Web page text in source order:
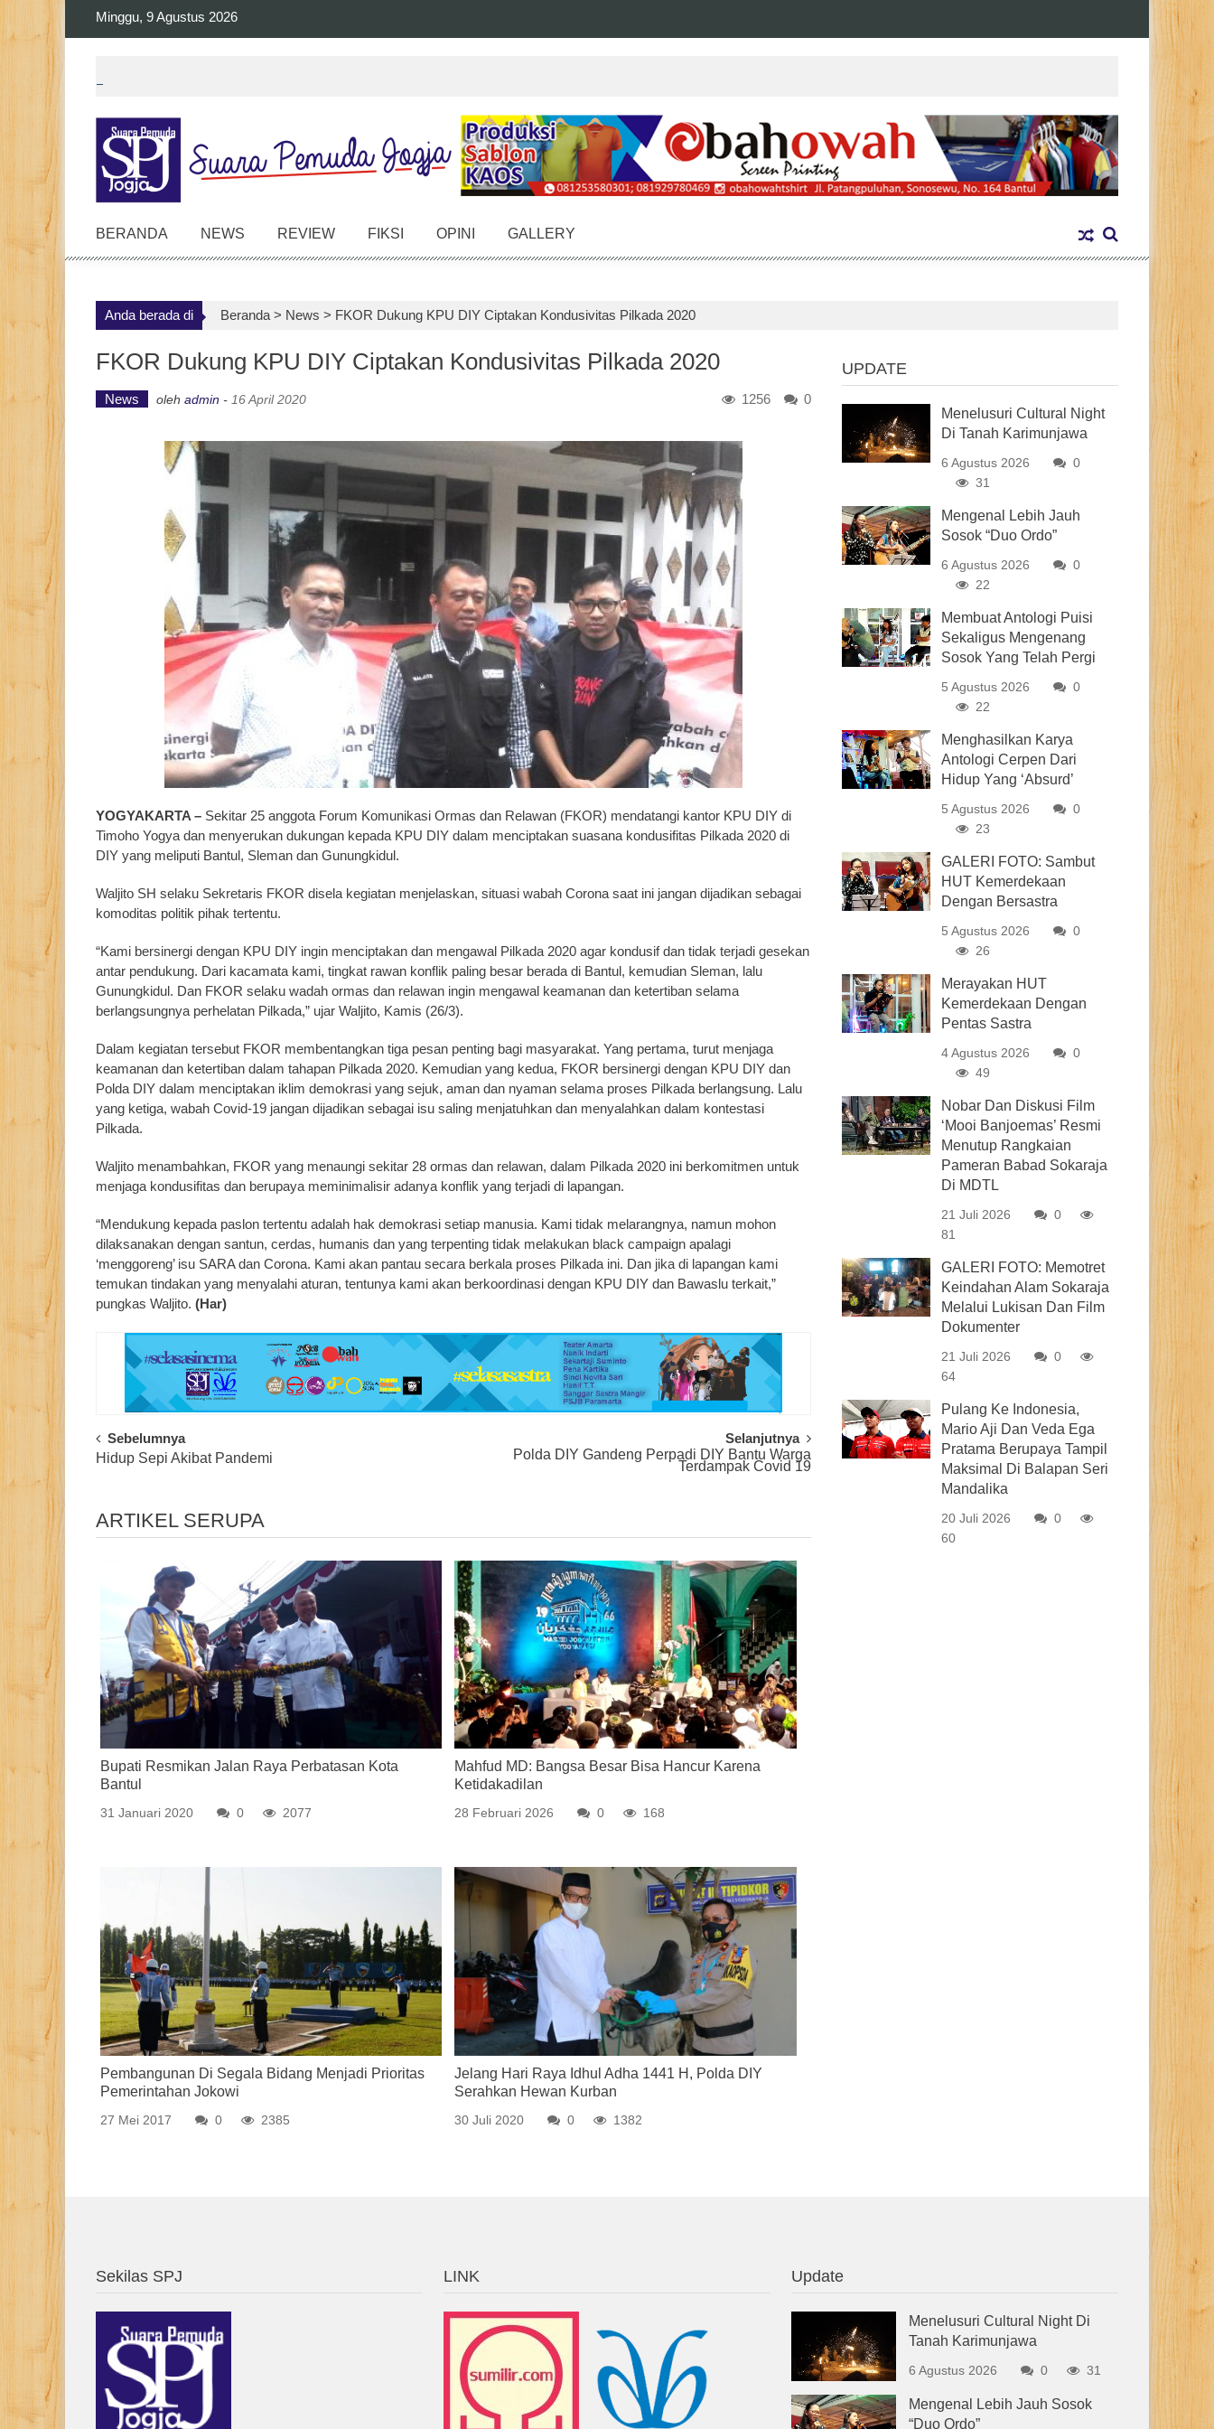
Minggu, 9 Agustus 2026
BERANDA NEWS REVIEW FIKSI OPINI GALLERY
Anda berada di Beranda > News > FKOR Dukung KPU DIY Ciptakan Kondusivitas Pilkada 2020
FKOR Dukung KPU DIY Ciptakan Kondusivitas Pilkada 2020
News oleh admin - 16 April 2020 0
1256
YOGYAKARTA – Sekitar 25 anggota Forum Komunikasi Ormas dan Relawan (FKOR) mendatangi kantor KPU DIY di
Timoho Yogya dan menyerukan dukungan kepada KPU DIY dalam menciptakan suasana kondusifitas Pilkada 2020 di
DIY yang meliputi Bantul, Sleman dan Gunungkidul.
Waljito SH selaku Sekretaris FKOR disela kegiatan menjelaskan, situasi wabah Corona saat ini jangan dijadikan sebagai
komoditas politik pihak tertentu.
“Kami bersinergi dengan KPU DIY ingin menciptakan dan mengawal Pilkada 2020 agar kondusif dan tidak terjadi gesekan
antar pendukung. Dari kacamata kami, tingkat rawan konflik paling besar berada di Bantul, kemudian Sleman, lalu
Gunungkidul. Dan FKOR selaku wadah ormas dan relawan ingin mengawal keamanan dan ketertiban selama
berlangsungnya perhelatan Pilkada,” ujar Waljito, Kamis (26/3).
Dalam kegiatan tersebut FKOR membentangkan tiga pesan penting bagi masyarakat. Yang pertama, turut menjaga
keamanan dan ketertiban dalam tahapan Pilkada 2020. Kemudian yang kedua, FKOR bersinergi dengan KPU DIY dan
Polda DIY dalam menciptakan iklim demokrasi yang sejuk, aman dan nyaman selama proses Pilkada berlangsung. Lalu
yang ketiga, wabah Covid-19 jangan dijadikan sebagai isu saling menjatuhkan dan menyalahkan dalam kontestasi
Pilkada.
Waljito menambahkan, FKOR yang menaungi sekitar 28 ormas dan relawan, dalam Pilkada 2020 ini berkomitmen untuk
menjaga kondusifitas dan berupaya meminimalisir adanya konflik yang terjadi di lapangan.
“Mendukung kepada paslon tertentu adalah hak demokrasi setiap manusia. Kami tidak melarangnya, namun mohon
dilaksanakan dengan santun, cerdas, humanis dan yang terpenting tidak melakukan black campaign apalagi
‘menggoreng’ isu SARA dan Corona. Kami akan pantau secara berkala proses Pilkada ini. Dan jika di lapangan kami
temukan tindakan yang menyalahi aturan, tentunya kami akan berkoordinasi dengan KPU DIY dan Bawaslu terkait,”
pungkas Waljito. (Har)
Post
Navigation
Sebelumnya
Hidup Sepi Akibat Pandemi
Selanjutnya
Polda DIY Gandeng Perpadi DIY Bantu Warga
Terdampak Covid 19
ARTIKEL SERUPA
Bupati Resmikan Jalan Raya Perbatasan Kota
Bantul
31 Januari 2020 0 2077
Mahfud MD: Bangsa Besar Bisa Hancur Karena
Ketidakadilan
28 Februari 2026 0 168
Pembangunan Di Segala Bidang Menjadi Prioritas
Pemerintahan Jokowi
27 Mei 2017 0 2385
Jelang Hari Raya Idhul Adha 1441 H, Polda DIY
Serahkan Hewan Kurban
30 Juli 2020 0 1382
UPDATE
Menelusuri Cultural Night
Di Tanah Karimunjawa
6 Agustus 2026
0
31
Mengenal Lebih Jauh
Sosok “Duo Ordo”
6 Agustus 2026
0
22
Membuat Antologi Puisi
Sekaligus Mengenang
Sosok Yang Telah Pergi
5 Agustus 2026
0
22
Menghasilkan Karya
Antologi Cerpen Dari
Hidup Yang ‘Absurd’
5 Agustus 2026
0
23
GALERI FOTO: Sambut
HUT Kemerdekaan
Dengan Bersastra
5 Agustus 2026
0
26
Merayakan HUT
Kemerdekaan Dengan
Pentas Sastra
4 Agustus 2026
0
49
Nobar Dan Diskusi Film
‘Mooi Banjoemas’ Resmi
Menutup Rangkaian
Pameran Babad Sokaraja
Di MDTL
21 Juli 2026
0
81
GALERI FOTO: Memotret
Keindahan Alam Sokaraja
Melalui Lukisan Dan Film
Dokumenter
21 Juli 2026
0
64
Pulang Ke Indonesia,
Mario Aji Dan Veda Ega
Pratama Berupaya Tampil
Maksimal Di Balapan Seri
Mandalika
20 Juli 2026
0
60
Sekilas SPJ LINK Update
Menelusuri Cultural Night Di
Tanah Karimunjawa
6 Agustus 2026 0 31
Mengenal Lebih Jauh Sosok
“Duo Ordo”